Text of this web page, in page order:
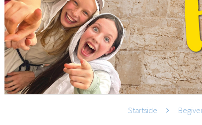
Startside